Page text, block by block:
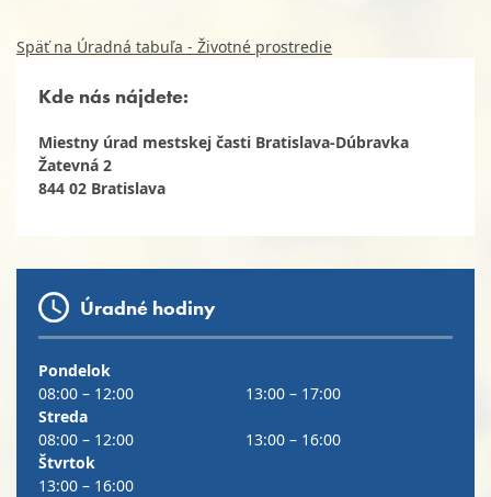
Späť na Úradná tabuľa - Životné prostredie
Kde nás nájdete:
Miestny úrad mestskej časti Bratislava-Dúbravka
Žatevná 2
844 02 Bratislava
Úradné hodiny
Pondelok
08:00 – 12:00
13:00 – 17:00
Streda
08:00 – 12:00
13:00 – 16:00
Štvrtok
13:00 – 16:00